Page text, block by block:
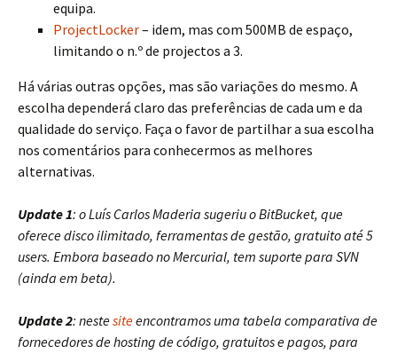
equipa.
ProjectLocker– idem, mas com 500MB de espaço,
limitando o n.º de projectos a 3.
Há várias outras opções, mas são variações do mesmo. A
escolha dependerá claro das preferências de cada um e da
qualidade do serviço. Faça o favor de partilhar a sua escolha
nos comentários para conhecermos as melhores
alternativas.
Update 1: o Luís Carlos Maderia sugeriu o BitBucket, que
oferece disco ilimitado, ferramentas de gestão, gratuito até 5
users. Embora baseado no Mercurial, tem suporte para SVN
(ainda em beta).
Update 2: nestesiteencontramos uma tabela comparativa de
fornecedores de hosting de código, gratuitos e pagos, para